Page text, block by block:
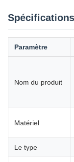
Paramètre
Nom du produit
Matériel
Le type